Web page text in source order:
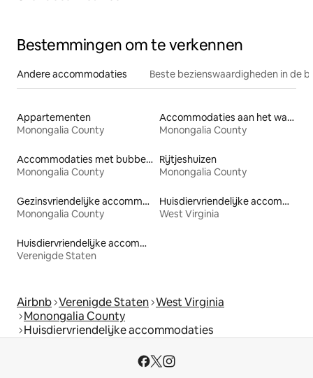
Bestemmingen om te verkennen
Andere accommodaties Beste bezienswaardigheden in de
Appartementen
Monongalia County
Accommodaties aan het water
Monongalia County
Accommodaties met bubbelbad
Monongalia County
Rijtjeshuizen
Monongalia County
Gezinsvriendelijke accommodaties
Monongalia County
Huisdiervriendelijke accommodaties
West Virginia
Huisdiervriendelijke accommodaties
Verenigde Staten
Airbnb Verenigde Staten West Virginia
Monongalia County
Huisdiervriendelijke accommodaties